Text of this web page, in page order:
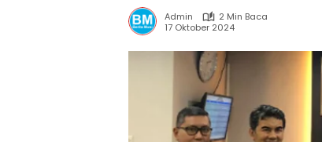
Admin
2 Min Baca
17 Oktober 2024